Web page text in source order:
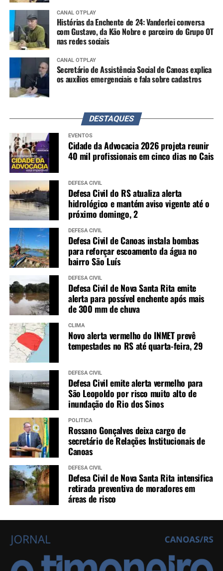
CANAL OTPLAY
Histórias da Enchente de 24: Vanderlei conversa
com Gustavo, da Kão Nobre e parceiro do Grupo OT
nas redes sociais
CANAL OTPLAY
Secretário de Assistência Social de Canoas explica
os auxílios emergenciais e fala sobre cadastros
DESTAQUES
EVENTOS
Cidade da Advocacia 2026 projeta reunir
40 mil profissionais em cinco dias no Cais
DEFESA CIVIL
Defesa Civil do RS atualiza alerta
hidrológico e mantém aviso vigente até o
próximo domingo, 2
DEFESA CIVIL
Defesa Civil de Canoas instala bombas
para reforçar escoamento da água no
bairro São Luís
DEFESA CIVIL
Defesa Civil de Nova Santa Rita emite
alerta para possível enchente após mais
de 300 mm de chuva
CLIMA
Novo alerta vermelho do INMET prevê
tempestades no RS até quarta-feira, 29
DEFESA CIVIL
Defesa Civil emite alerta vermelho para
São Leopoldo por risco muito alto de
inundação do Rio dos Sinos
POLÍTICA
Rossano Gonçalves deixa cargo de
secretário de Relações Institucionais de
Canoas
DEFESA CIVIL
Defesa Civil de Nova Santa Rita intensifica
retirada preventiva de moradores em
áreas de risco